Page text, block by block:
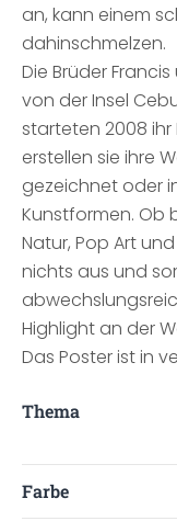
an, kann einem
dahinschmelzen.
Die Brüder
von der Insel
starteten 2008 ihr
erstellen sie ihre
gezeichnet oder
Kunstformen. Ob
Natur, Pop Art
nichts aus und
Highlight an der
Das Poster ist in
Thema
Farbe